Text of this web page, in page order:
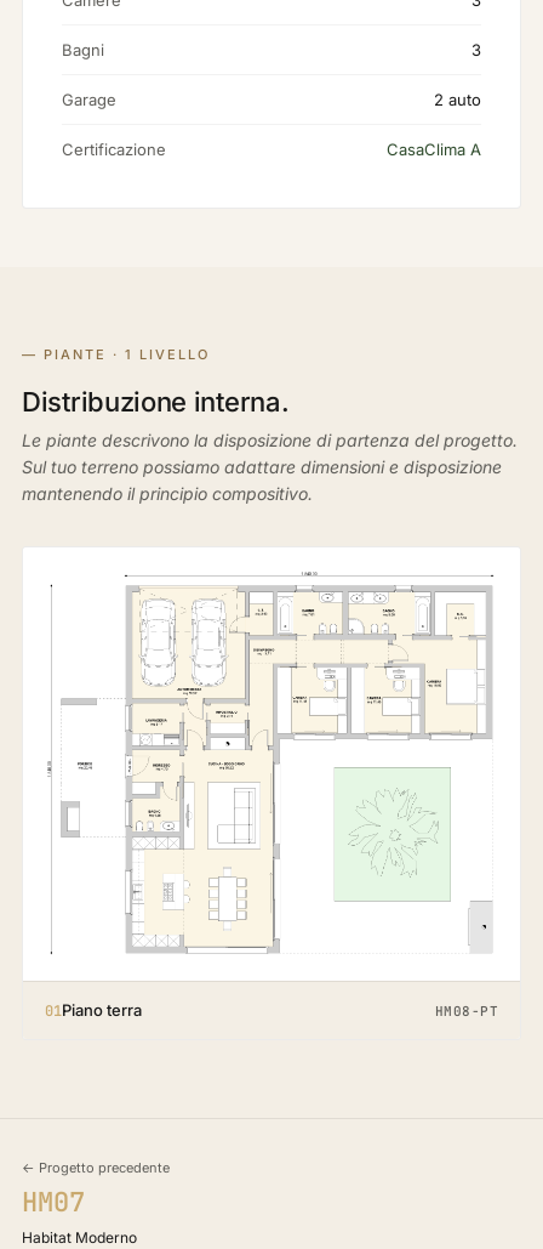
Bagni 3
Garage 2 auto
Certificazione CasaClima A
— PIANTE · 1 LIVELLO
Distribuzione interna.
Le piante descrivono la disposizione di partenza del progetto.
Sul tuo terreno possiamo adattare dimensioni e disposizione
mantenendo il principio compositivo.
01Piano terra HM08-PT
← Progetto precedente
HM07
Habitat Moderno